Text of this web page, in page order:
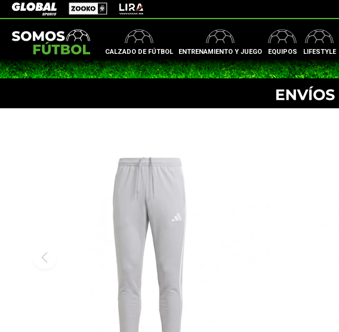
CALZADO DE FÚTBOL ENTRENAMIENTO Y JUEGO EQUIPOS LIFESTYLE
Global Sports Zooko Lira